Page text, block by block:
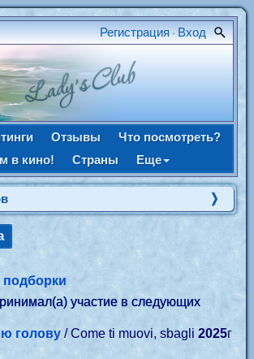
Регистрация • Вход
Отзывы
Что посмотреть?
в кино!
Страны Еще
участие в следующих
голову/ Come ti muovi, sbagli 2025г